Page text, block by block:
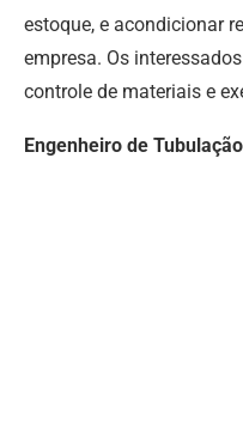
estoque, e acondicionar
empresa. Os
controle de materiais e
Engenheiro de Tubulação